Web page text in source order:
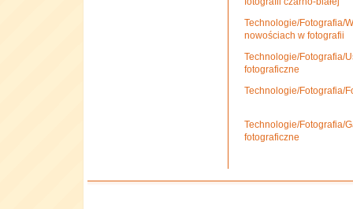
Technologie/Fotografia/
nowościach w fotografii
Technologie/Fotografia/
fotograficzne
Technologie/Fotografia/
Technologie/Fotografia/
fotograficzne